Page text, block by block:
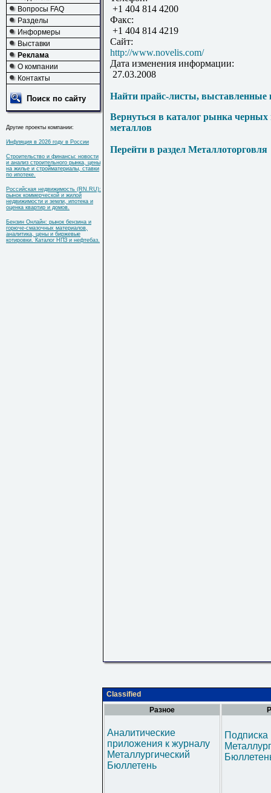
Вопросы FAQ
Разделы
Информеры
Выставки
Реклама
О компании
Контакты
Поиск по сайту
Другие проекты компании:
Инфляция в 2026 году в России
Строительство и финансы: новости
и анализ строительного рынка, цены
на жилье и стройматериалы, ставки
по ипотеке.
Российская недвижимость (RN.RU):
рынок коммерческой и жилой
недвижимости и земли, ипотека и
оценка квартир и домов.
Бензин Онлайн: рынок бензина и
горюче-смазочных материалов,
аналитика, цены и биржевые
котировки. Каталог НПЗ и нефтебаз.
+1 404 814 4200
Факс:
+1 404 814 4219
Сайт:
http://www.novelis.com/
Дата изменения информации:
27.03.2008
Найти прайс-листы, выставленные
Вернуться в каталог рынка
металлов
Перейти в раздел Металлоторговля
Classified
Разное
Аналитические
приложения к журналу
Металлургический
Бюллетень